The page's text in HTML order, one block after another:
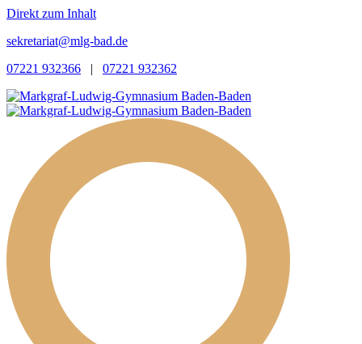
Direkt zum Inhalt
sekretariat@mlg-bad.de
07221 932366 | 07221 932362